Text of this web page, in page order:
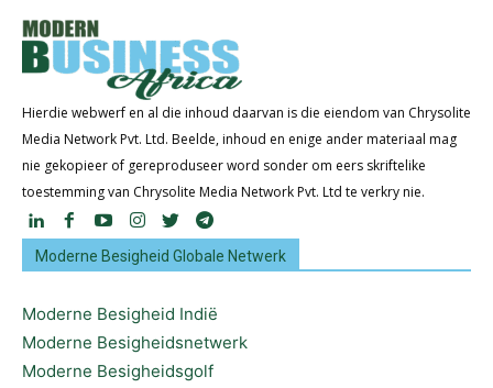
Hierdie webwerf en al die inhoud daarvan is die eiendom van Chrysolite
Media Network Pvt. Ltd. Beelde, inhoud en enige ander materiaal mag
nie gekopieer of gereproduseer word sonder om eers skriftelike
toestemming van Chrysolite Media Network Pvt. Ltd te verkry nie.
Moderne Besigheid Globale Netwerk
Moderne Besigheid Indië
Moderne Besigheidsnetwerk
Moderne Besigheidsgolf